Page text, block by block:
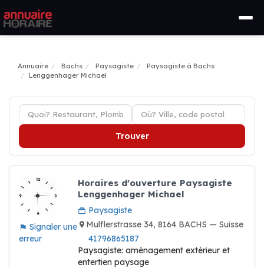
Annuaire Bachs Paysagiste
Paysagiste à Bachs
Lenggenhager Michael
Trouver
Signaler une
erreur
Horaires d'ouverture Paysagiste
Lenggenhager Michael
Paysagiste
Mulflerstrasse 34, 8164 BACHS — Suisse
41796865187
Paysagiste: aménagement extérieur et
entertien paysage